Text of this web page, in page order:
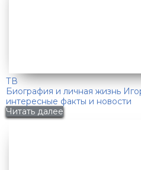
ТВ
Биография и личная жизнь
интересные факты и новости
Читать далее